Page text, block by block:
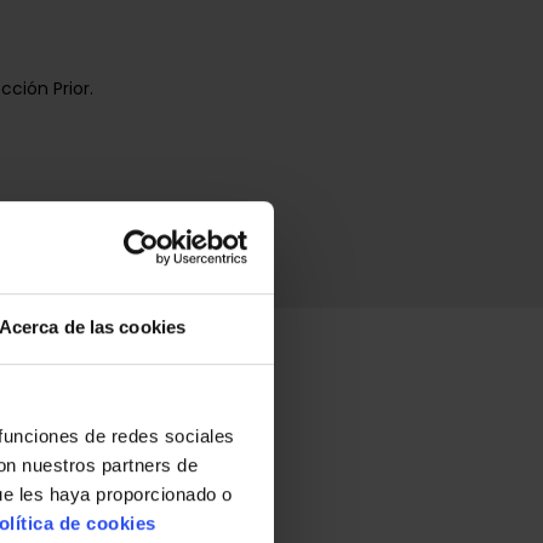
de las cookies
de redes sociales
nuestros partners de
les haya proporcionado o
de cookies
Prior.